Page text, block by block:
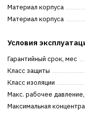
Материал корпуса
Материал корпуса
Условия
Гарантийный срок, мес
Класс защиты
Класс изоляции
Макс. рабочее
Максимальная